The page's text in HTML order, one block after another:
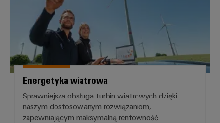
Energetyka wiatrowa
Sprawniejsza obsługa turbin wiatrowych dzięki
naszym dostosowanym rozwiązaniom,
zapewniającym maksymalną rentowność.